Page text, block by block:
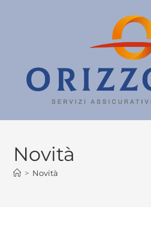
Novità
> Novità